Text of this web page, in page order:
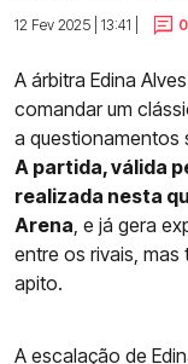
12 Fev 2025 | 13:41 |
0
A árbitra Edina
comandar um
a questionamentos
A partida, válida
realizada nesta
Arena, e já gera
entre os rivais, mas
apito.
A escalação de